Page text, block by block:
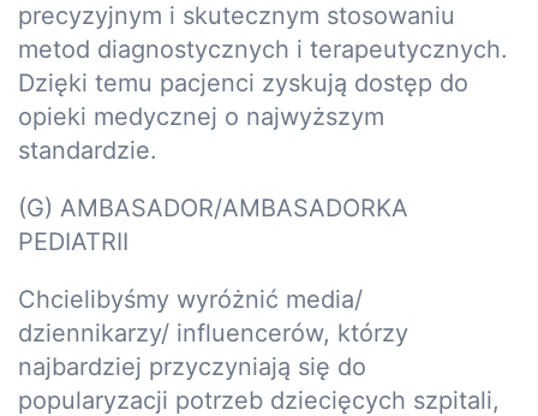
precyzyjnym i skutecznym stosowaniu
metod diagnostycznych i terapeutycznych.
Dzięki temu pacjenci zyskują dostęp do
opieki medycznej o najwyższym
standardzie.
(G) AMBASADOR/AMBASADORKA
PEDIATRII
Chcielibyśmy wyróżnić media/
dziennikarzy/ influencerów, którzy
najbardziej przyczyniają się do
popularyzacji potrzeb dziecięcych szpitali,